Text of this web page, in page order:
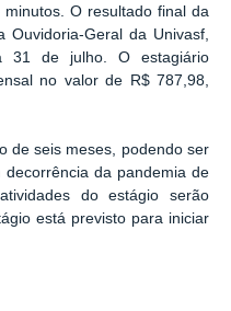
O resultado final da
Ouvidoria-Geral da Univasf,
31 de julho. O estagiário
no valor de R$ 787,98,
de seis meses, podendo ser
da pandemia de
do estágio serão
está previsto para iniciar